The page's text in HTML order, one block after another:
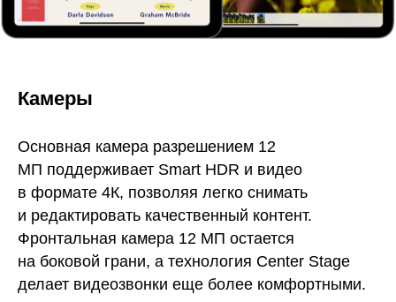
Камеры
Основная камера разрешением 12
МП поддерживает Smart HDR и видео
в формате 4К, позволяя легко снимать
и редактировать качественный контент.
Фронтальная камера 12 МП остается
на боковой грани, а технология Center Stage
делает видеозвонки еще более комфортными.